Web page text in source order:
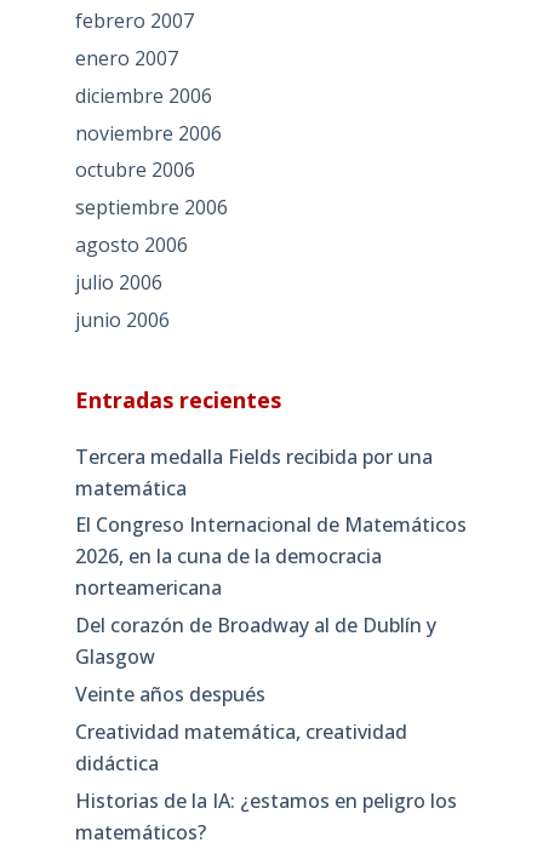
febrero 2007
enero 2007
diciembre 2006
noviembre 2006
octubre 2006
septiembre 2006
agosto 2006
julio 2006
junio 2006
Entradas recientes
Tercera medalla Fields recibida por una
matemática
El Congreso Internacional de Matemáticos
2026, en la cuna de la democracia
norteamericana
Del corazón de Broadway al de Dublín y
Glasgow
Veinte años después
Creatividad matemática, creatividad
didáctica
Historias de la IA: ¿estamos en peligro los
matemáticos?